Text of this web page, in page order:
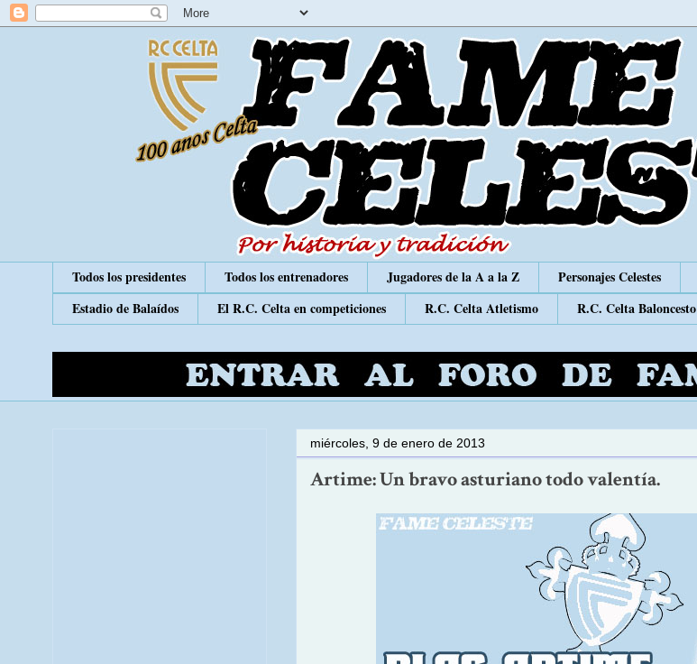
Todos los presidentes Todos los entrenadores Jugadores de la A a la Z Personajes Celestes
Estadio de Balaídos
El R.C. Celta en competiciones R.C. Celta Atletismo R.C. Celta Baloncesto
miércoles, 9 de enero de 2013
Artime: Un bravo asturiano todo valentía.